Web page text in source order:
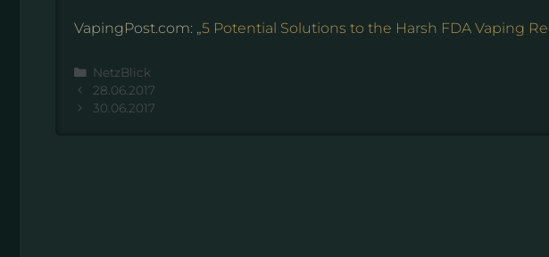
VapingPost.com: „ 5 Potential Solutions to the Harsh FDA Vaping
Kategorien
NetzBlick
28.06.2017
30.06.2017